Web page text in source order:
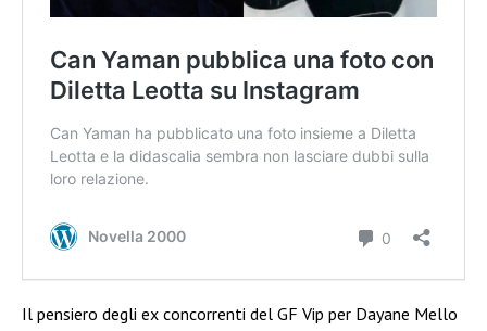
Il pensiero degli ex concorrenti del GF Vip per Dayane Mello